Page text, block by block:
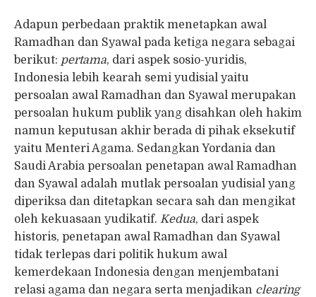
Adapun perbedaan praktik menetapkan awal
Ramadhan dan Syawal pada ketiga negara sebagai
berikut: pertama, dari aspek sosio-yuridis,
Indonesia lebih kearah semi yudisial yaitu
persoalan awal Ramadhan dan Syawal merupakan
persoalan hukum publik yang disahkan oleh hakim
namun keputusan akhir berada di pihak eksekutif
yaitu Menteri Agama. Sedangkan Yordania dan
Saudi Arabia persoalan penetapan awal Ramadhan
dan Syawal adalah mutlak persoalan yudisial yang
diperiksa dan ditetapkan secara sah dan mengikat
oleh kekuasaan yudikatif. Kedua, dari aspek
historis, penetapan awal Ramadhan dan Syawal
tidak terlepas dari politik hukum awal
kemerdekaan Indonesia dengan menjembatani
relasi agama dan negara serta menjadikan clearing